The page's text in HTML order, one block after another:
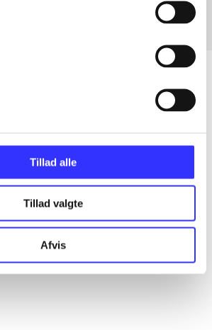
Tillad alle
Tillad valgte
Afvis